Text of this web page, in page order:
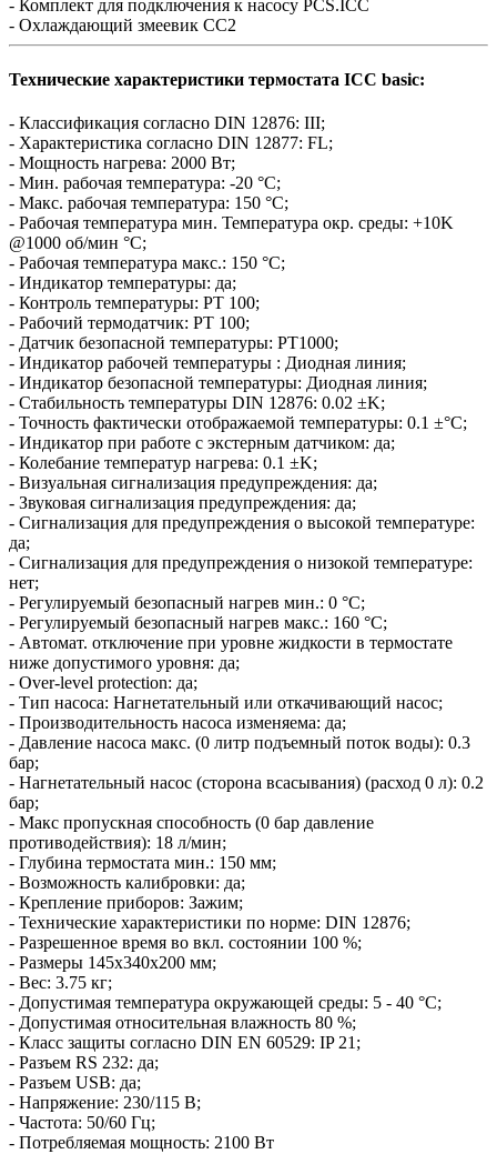
- Комплект для подключения к насосу PCS.ICC
- Охлаждающий змеевик CC2
Технические характеристики термостата ICC basic:
- Классификация согласно DIN 12876: III;
- Характеристика согласно DIN 12877: FL;
- Мощность нагрева: 2000 Вт;
- Мин. рабочая температура: -20 °C;
- Макс. рабочая температура: 150 °C;
- Рабочая температура мин. Температура окр. среды: +10K
@1000 об/мин °C;
- Рабочая температура макс.: 150 °C;
- Индикатор температуры: да;
- Контроль температуры: PT 100;
- Рабочий термодатчик: PT 100;
- Датчик безопасной температуры: PT1000;
- Индикатор рабочей температуры : Диодная линия;
- Индикатор безопасной температуры: Диодная линия;
- Стабильность температуры DIN 12876: 0.02 ±K;
- Точность фактически отображаемой температуры: 0.1 ±°C;
- Индикатор при работе с экстерным датчиком: да;
- Колебание температур нагрева: 0.1 ±K;
- Визуальная сигнализация предупреждения: да;
- Звуковая сигнализация предупреждения: да;
- Сигнализация для предупреждения о высокой температуре:
да;
- Сигнализация для предупреждения о низокой температуре:
нет;
- Регулируемый безопасный нагрев мин.: 0 °C;
- Регулируемый безопасный нагрев макс.: 160 °C;
- Автомат. отключение при уровне жидкости в термостате
ниже допустимого уровня: да;
- Over-level protection: да;
- Тип насоса: Нагнетательный или откачивающий насос;
- Производительность насоса изменяема: да;
- Давление насоса макс. (0 литр подъемный поток воды): 0.3
бар;
- Нагнетательный насос (сторона всасывания) (расход 0 л): 0.2
бар;
- Макс пропускная способность (0 бар давление
противодействия): 18 л/мин;
- Глубина термостата мин.: 150 мм;
- Возможность калибровки: да;
- Крепление приборов: Зажим;
- Технические характеристики по норме: DIN 12876;
- Разрешенное время во вкл. состоянии 100 %;
- Размеры 145x340x200 мм;
- Вес: 3.75 кг;
- Допустимая температура окружающей среды: 5 - 40 °C;
- Допустимая относительная влажность 80 %;
- Класс защиты согласно DIN EN 60529: IP 21;
- Разъем RS 232: да;
- Разъем USB: да;
- Напряжение: 230/115 В;
- Частота: 50/60 Гц;
- Потребляемая мощность: 2100 Вт